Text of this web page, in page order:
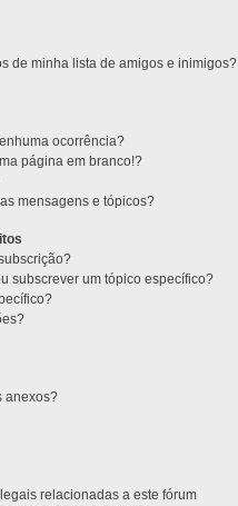
de minha lista de amigos e inimigos?
ocorrência?
página em branco!?
mensagens e tópicos?
subscrever um tópico específico?
anexos?
relacionadas a este fórum